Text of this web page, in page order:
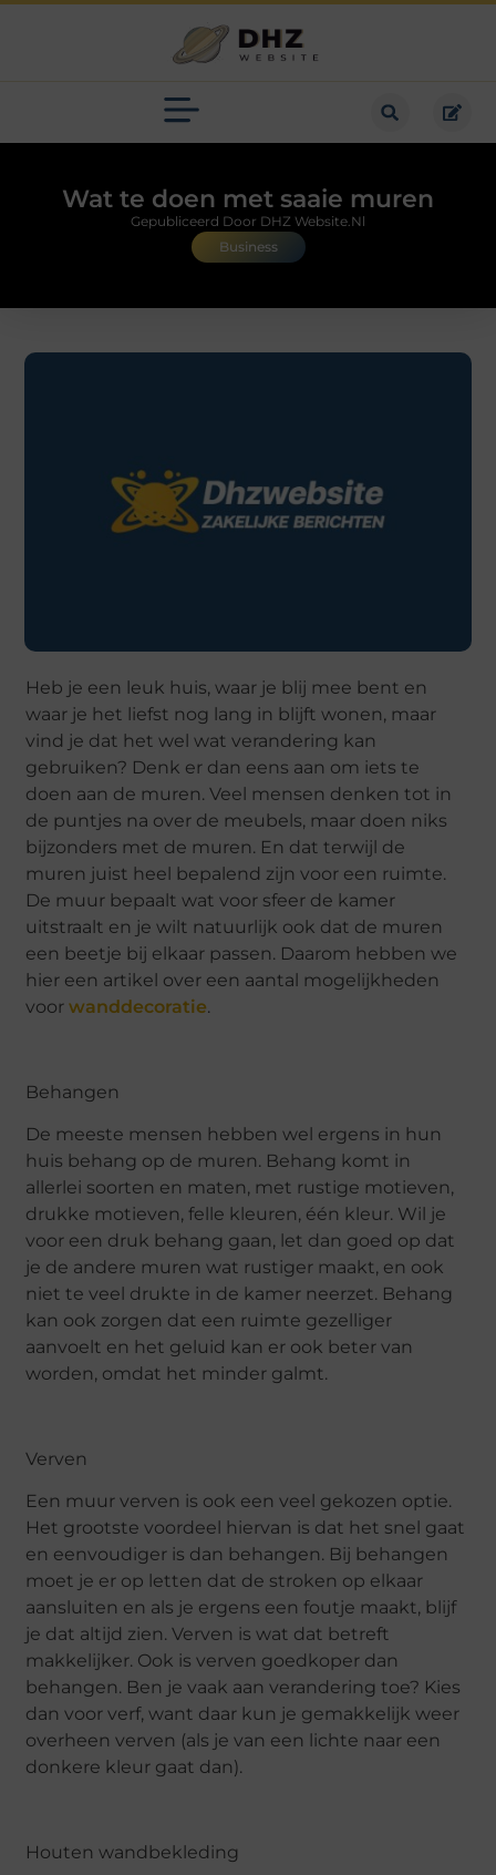
Wat te doen met saaie muren
Business
Gepubliceerd Door DHZ Website.nl
Heb je een leuk huis, waar je blij mee bent en
waar je het liefst nog lang in blijft wonen, maar
vind je dat het wel wat verandering kan
gebruiken? Denk er dan eens aan om iets te
doen aan de muren. Veel mensen denken tot in
de puntjes na over de meubels, maar doen niks
bijzonders met de muren. En dat terwijl de
muren juist heel bepalend zijn voor een ruimte.
De muur bepaalt wat voor sfeer de kamer
uitstraalt en je wilt natuurlijk ook dat de muren
een beetje bij elkaar passen. Daarom hebben we
hier een artikel over een aantal mogelijkheden
voorwanddecoratie.
Behangen
De meeste mensen hebben wel ergens in hun
huis behang op de muren. Behang komt in
allerlei soorten en maten, met rustige motieven,
drukke motieven, felle kleuren, één kleur. Wil je
voor een druk behang gaan, let dan goed op dat
je de andere muren wat rustiger maakt, en ook
niet te veel drukte in de kamer neerzet. Behang
kan ook zorgen dat een ruimte gezelliger
aanvoelt en het geluid kan er ook beter van
worden, omdat het minder galmt.
Verven
Een muur verven is ook een veel gekozen optie.
Het grootste voordeel hiervan is dat het snel gaat
en eenvoudiger is dan behangen. Bij behangen
moet je er op letten dat de stroken op elkaar
aansluiten en als je ergens een foutje maakt, blijf
je dat altijd zien. Verven is wat dat betreft
makkelijker. Ook is verven goedkoper dan
behangen. Ben je vaak aan verandering toe? Kies
dan voor verf, want daar kun je gemakkelijk weer
overheen verven (als je van een lichte naar een
donkere kleur gaat dan).
Houten wandbekleding